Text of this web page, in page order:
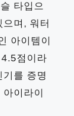
타입으
며, 워터
아이템이
점이라
를 증명
이라이